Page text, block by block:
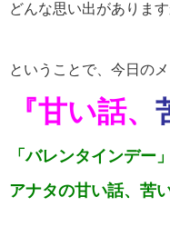
どんな思い出があります
ということで、今日の
『甘い話、
「バレンタインデー
アナタの甘い話、苦